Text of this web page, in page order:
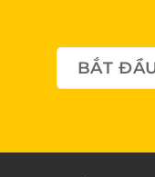
BẮT